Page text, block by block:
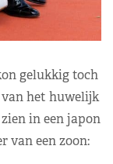
gelukkig toch
het huwelijk
in een japon
van een zoon: